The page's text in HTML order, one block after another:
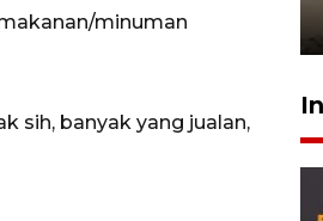
minuman
sih, banyak yang jualan,